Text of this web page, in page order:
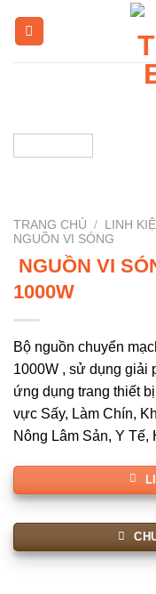
TRANG CHỦ / LINH
NGUỒN VI SÓNG
NGUỒN VI
1000W
Bộ nguồn chuyển
1000W , sử dụng giải
ứng dụng trang thiết
vực Sấy, Làm Chín,
Nông Lâm Sản, Y